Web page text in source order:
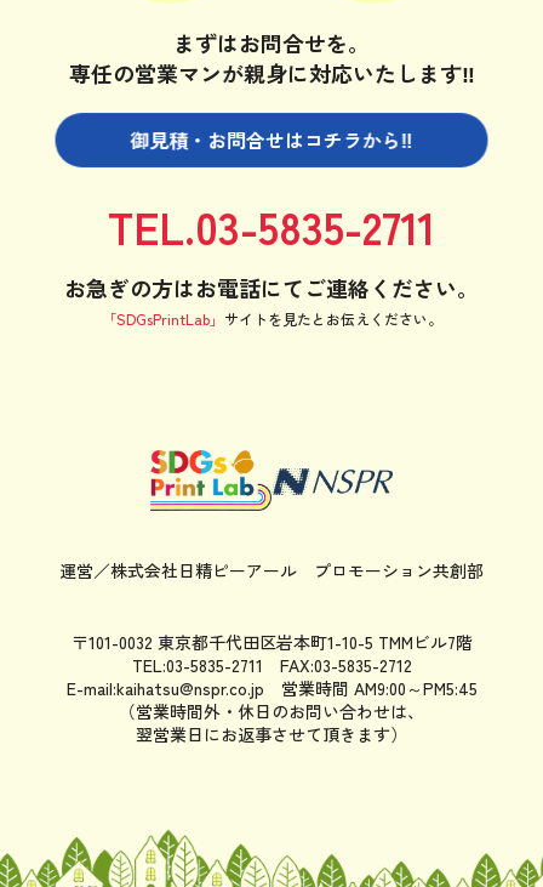
まずはお問合せを。
専任の営業マンが親身に対応いたします‼
御見積・お問合せはコチラから‼
お急ぎの方はお電話にてご連絡ください。
TEL.03-5835-2711
「SDGsPrintLab」 サイトを見たと お伝えください。
運営／株式会社日精ピーアール プロモーション共創部
〒101-0032 東京都千代田区岩本町1-10-5 TMMビル7階
TEL:03-5835-2711 FAX:03-5835-2712
E-mail:kaihatsu@nspr.co.jp 営業時間 AM9:00～PM5:45
（営業時間外・休日のお問い合わせは、
翌営業日にお返事させて頂きます）